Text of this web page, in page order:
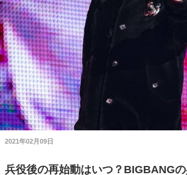
2021年02月09日
兵役後の再始動はいつ？BIGBANG